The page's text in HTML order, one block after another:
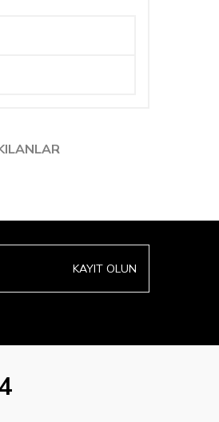
KAYIT OLUN